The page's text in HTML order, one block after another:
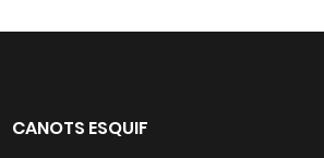
CANOTS ESQUIF